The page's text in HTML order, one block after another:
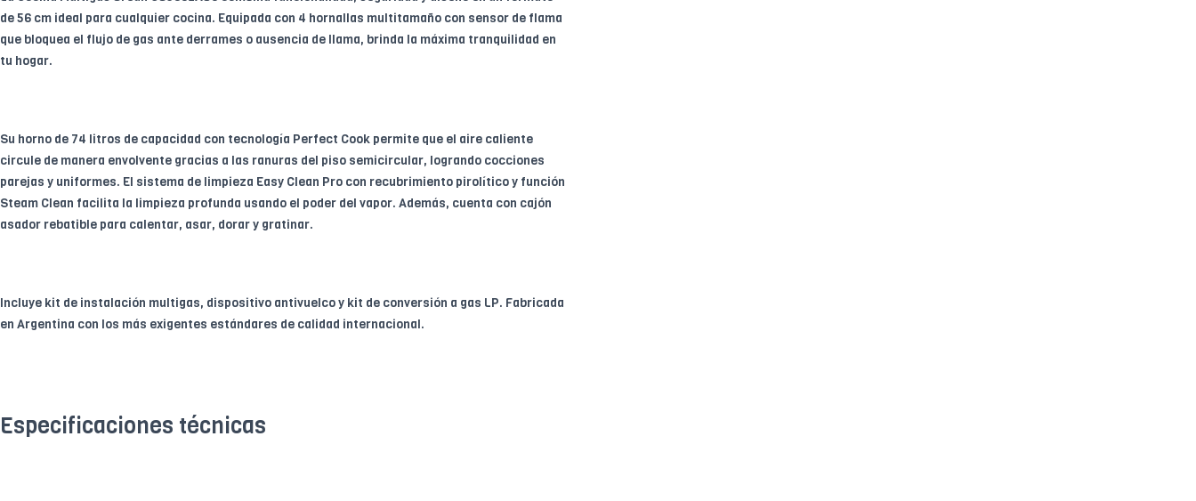
de 56 cm ideal para cualquier cocina. Equipada con 4 hornallas multitamaño con sensor de flama
que bloquea el flujo de gas ante derrames o ausencia de llama, brinda la máxima tranquilidad en
tu hogar.
Su horno de 74 litros de capacidad con tecnología Perfect Cook permite que el aire caliente
circule de manera envolvente gracias a las ranuras del piso semicircular, logrando cocciones
parejas y uniformes. El sistema de limpieza Easy Clean Pro con recubrimiento pirolítico y función
Steam Clean facilita la limpieza profunda usando el poder del vapor. Además, cuenta con cajón
asador rebatible para calentar, asar, dorar y gratinar.
Incluye kit de instalación multigas, dispositivo antivuelco y kit de conversión a gas LP. Fabricada
en Argentina con los más exigentes estándares de calidad internacional.
Especificaciones técnicas